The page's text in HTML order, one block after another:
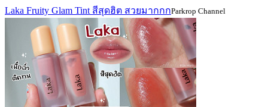
Laka Fruity Glam Tint สีสุดฮิต สวยมากกกParkrop Channel